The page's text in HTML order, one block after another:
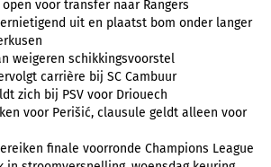
voor transfer naar Rangers
uit en plaatst bom onder langer
weigeren schikkingsvoorstel
carrière bij SC Cambuur
zich bij PSV voor Driouech
voor Perišić, clausule geldt alleen voor
finale voorronde Champions League